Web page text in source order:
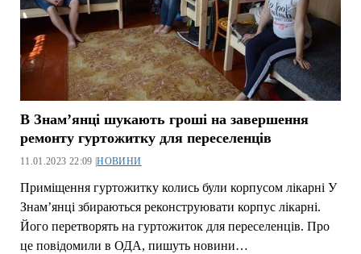
В Знам’янці шукають гроші на завершення
ремонту гуртожитку для переселенців
11.01.2023 22:09 |НОВИНИ
Приміщення гуртожитку колись були корпусом лікарні У
Знам’янці збираються реконструювати корпус лікарні.
Його перетворять на гуртожиток для переселенців. Про
це повідомили в ОДА, пишуть новини…